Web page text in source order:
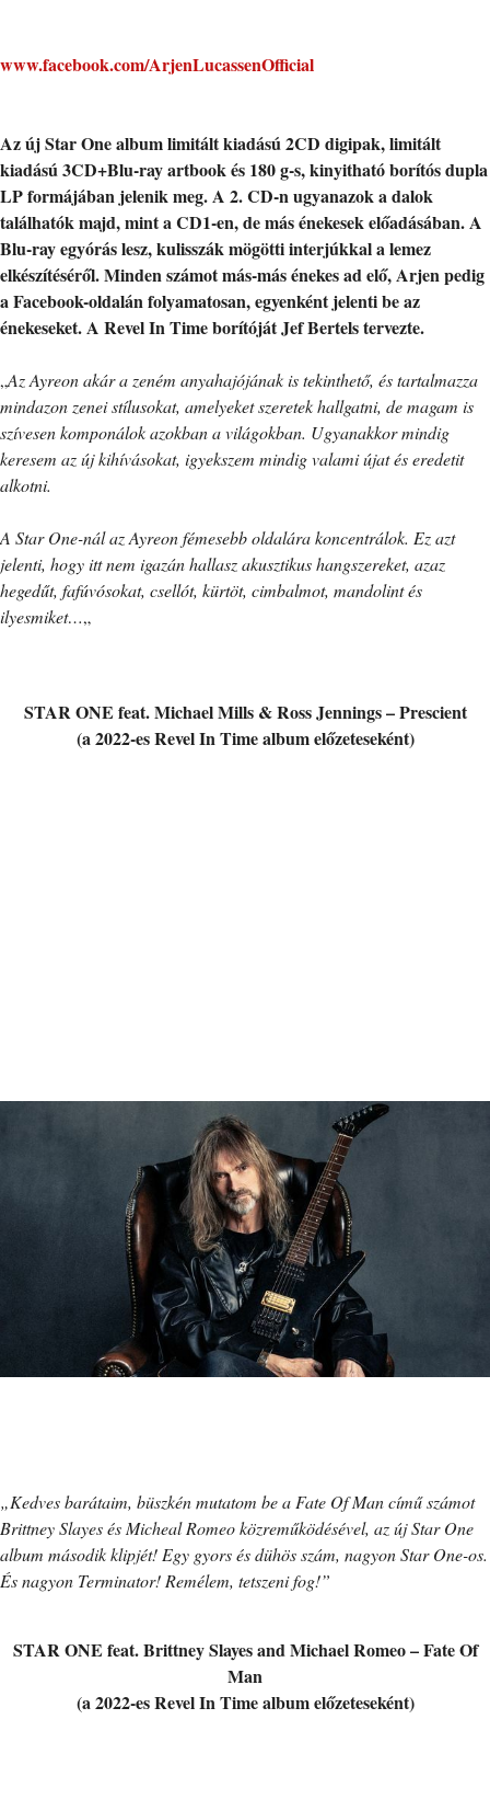
www.facebook.com/ArjenLucassenOfficial
Az új Star One album limitált kiadású 2CD digipak, limitált
kiadású 3CD+Blu-ray artbook és 180 g-s, kinyitható borítós dupla
LP formájában jelenik meg. A 2. CD-n ugyanazok a dalok
találhatók majd, mint a CD1-en, de más énekesek előadásában. A
Blu-ray egyórás lesz, kulisszák mögötti interjúkkal a lemez
elkészítéséről. Minden számot más-más énekes ad elő, Arjen pedig
a Facebook-oldalán folyamatosan, egyenként jelenti be az
énekeseket. A Revel In Time borítóját Jef Bertels tervezte.
„Az Ayreon akár a zeném anyahajójának is tekinthető, és tartalmazza
mindazon zenei stílusokat, amelyeket szeretek hallgatni, de magam is
szívesen komponálok azokban a világokban. Ugyanakkor mindig
keresem az új kihívásokat, igyekszem mindig valami újat és eredetit
alkotni.
A Star One-nál az Ayreon fémesebb oldalára koncentrálok. Ez azt
jelenti, hogy itt nem igazán hallasz akusztikus hangszereket, azaz
hegedűt, fafúvósokat, csellót, kürtöt, cimbalmot, mandolint és
ilyesmiket…„
STAR ONE feat. Michael Mills & Ross Jennings – Prescient
(a 2022-es Revel In Time album előzeteseként)
„Kedves barátaim, büszkén mutatom be a Fate Of Man című számot
Brittney Slayes és Micheal Romeo közreműködésével, az új Star One
album második klipjét! Egy gyors és dühös szám, nagyon Star One-os.
És nagyon Terminator! Remélem, tetszeni fog!”
STAR ONE feat. Brittney Slayes and Michael Romeo – Fate Of
Man
(a 2022-es Revel In Time album előzeteseként)